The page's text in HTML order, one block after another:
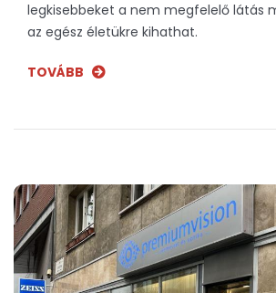
legkisebbeket a nem megfelelő látás
az egész életükre kihathat.
TOVÁBB